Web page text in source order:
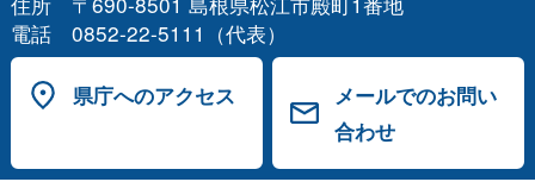
電話 0852-22-5111（代表）
県庁へのアクセス
メールでのお問い
合わせ